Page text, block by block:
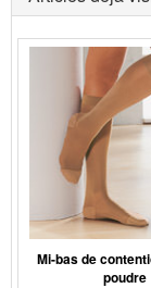
Mi-bas de
poudre